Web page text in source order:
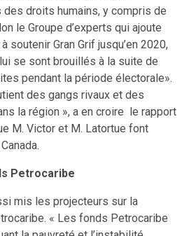
droits humains, y compris de
le Groupe d’experts qui ajoute
soutenir Gran Grif jusqu’en 2020,
se sont brouillés à la suite de
pendant la période électorale».
des gangs rivaux et des
la région », a en croire le rapport
M. Victor et M. Latortue font
Petrocaribe
mis les projecteurs sur la
« Les fonds Petrocaribe